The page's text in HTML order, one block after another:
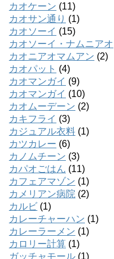
カオケーン (11)
カオサン通り (1)
カオソーイ (15)
カオソーイ・ナムニアオ
カオニアオマムアン (2)
カオパット (4)
カオマンガイ (9)
カオマンガイ (10)
カオムーデーン (2)
カキフライ (3)
カジュアル衣料 (1)
カツカレー (6)
カノムチーン (3)
カパオごはん (11)
カフェアマゾン (1)
カメリアン病院 (2)
カルビ (1)
カレーチャーハン (1)
カレーラーメン (1)
カロリー計算 (1)
ガッチャモール (1)